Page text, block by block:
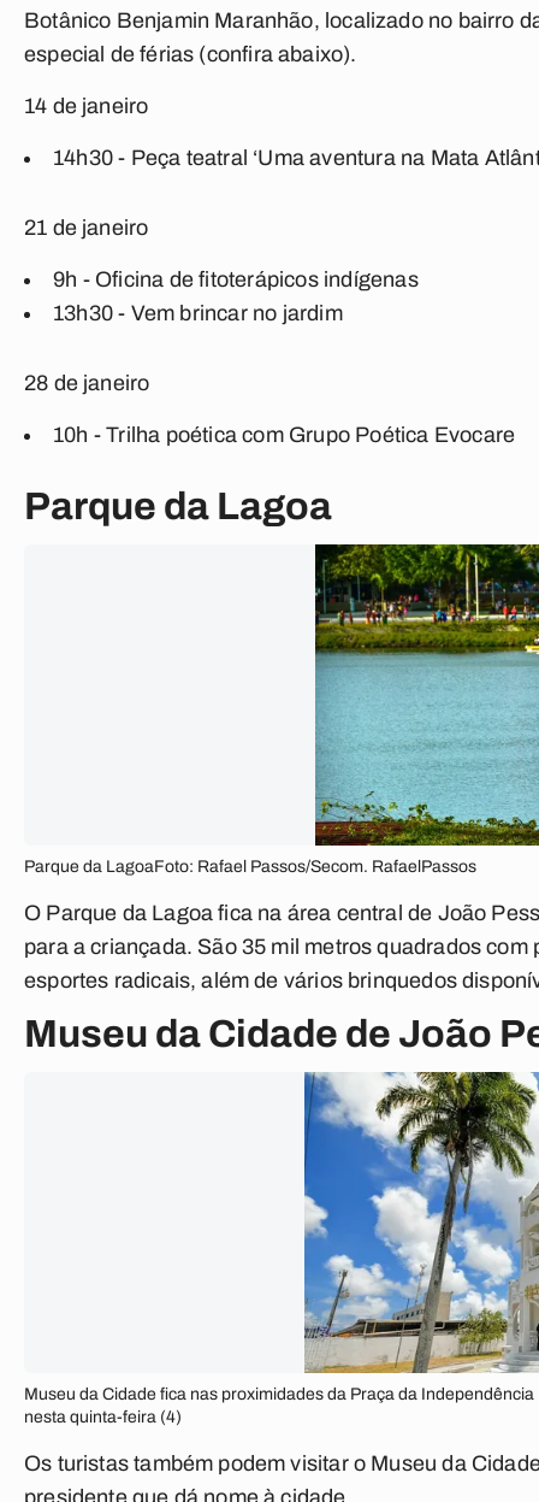
Botânico Benjamin Maranhão, localizado no bairro
especial de férias (confira abaixo).
14 de janeiro
14h30 - Peça teatral ‘Uma aventura na Mata
21 de janeiro
9h - Oficina de fitoterápicos indígenas
13h30 - Vem brincar no jardim
28 de janeiro
10h - Trilha poética com Grupo Poética Evocare
Parque da Lagoa
Parque da LagoaFoto: Rafael Passos/Secom. RafaelPassos
O Parque da Lagoa fica na área central de João
para a criançada. São 35 mil metros quadrados
esportes radicais, além de vários brinquedos
Museu da Cidade de João
Museu da Cidade fica nas proximidades da Praça da
nesta quinta-feira (4)
Os turistas também podem visitar o Museu da
presidente que dá nome à cidade.